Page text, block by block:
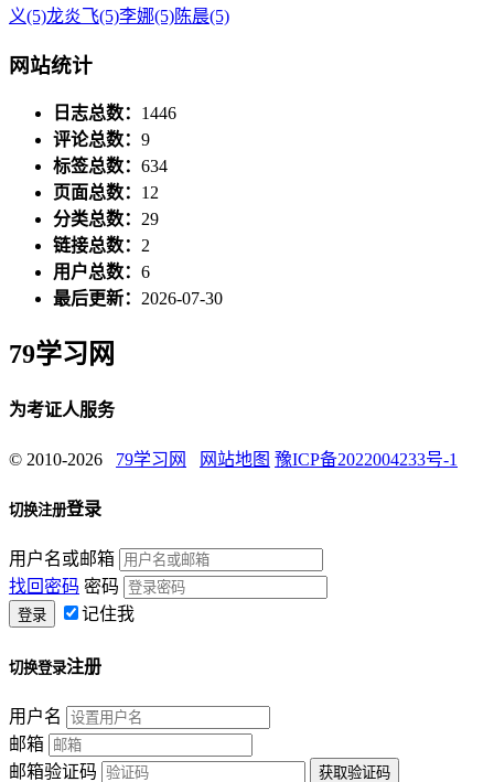
义(5)龙炎飞(5)李娜(5)陈晨(5)
网站统计
日志总数： 1446
评论总数： 9
标签总数： 634
页面总数： 12
分类总数： 29
链接总数： 2
用户总数： 6
最后更新： 2026-07-30
79学习网
为考证人服务
© 2010-2026 79学习网 网站地图 豫ICP备2022004233号-1
切换注册登录
用户名或邮箱
找回密码 密码
记住我
切换登录注册
用户名
邮箱
邮箱验证码